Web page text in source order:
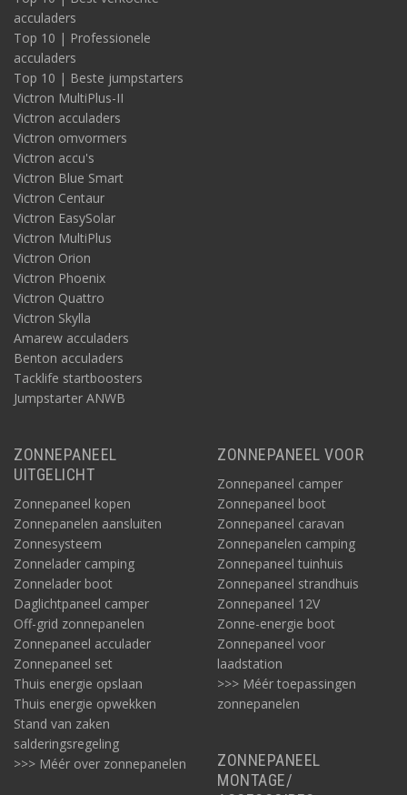
acculaders
Top 10 | Professionele
acculaders
Top 10 | Beste jumpstarters
Victron MultiPlus-II
Victron acculaders
Victron omvormers
Victron accu's
Victron Blue Smart
Victron Centaur
Victron EasySolar
Victron MultiPlus
Victron Orion
Victron Phoenix
Victron Quattro
Victron Skylla
Amarew acculaders
Benton acculaders
Tacklife startboosters
Jumpstarter ANWB
ZONNEPANEEL
UITGELICHT
Zonnepaneel kopen
Zonnepanelen aansluiten
Zonnesysteem
Zonnelader camping
Zonnelader boot
Daglichtpaneel camper
Off-grid zonnepanelen
Zonnepaneel acculader
Zonnepaneel set
Thuis energie opslaan
Thuis energie opwekken
Stand van zaken
salderingsregeling
>>> Méér over zonnepanelen
ZONNEPANEEL VOOR
Zonnepaneel camper
Zonnepaneel boot
Zonnepaneel caravan
Zonnepanelen camping
Zonnepaneel tuinhuis
Zonnepaneel strandhuis
Zonnepaneel 12V
Zonne-energie boot
Zonnepaneel voor
laadstation
>>> Méér toepassingen
zonnepanelen
ZONNEPANEEL
MONTAGE/